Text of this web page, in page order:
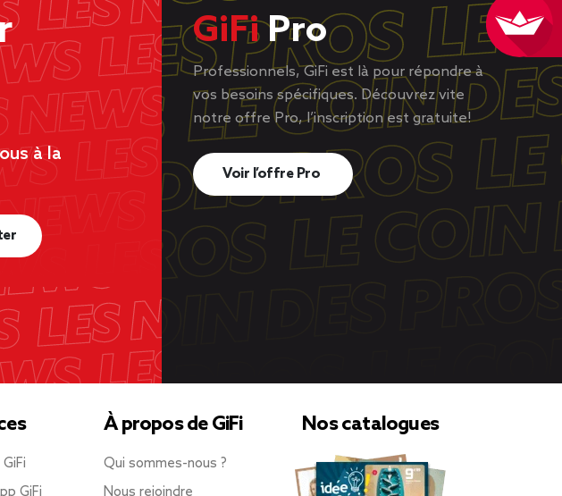
à la
GiFiPro
Professionnels, GiFi est là pour répondre à
vos besoins spécifiques. Découvrez vite
notre offre Pro, l’inscription est gratuite!
Voir l’offre Pro
GiFi
À propos de GiFi
Qui sommes-nous ?
Nous rejoindre
Nos catalogues